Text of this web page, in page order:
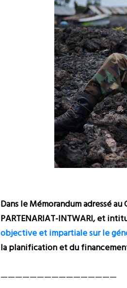
Dans le Mémorandum adressé
PARTENARIAT-INTWARI, et
objective et impartiale sur le
la planification et du
————————————————